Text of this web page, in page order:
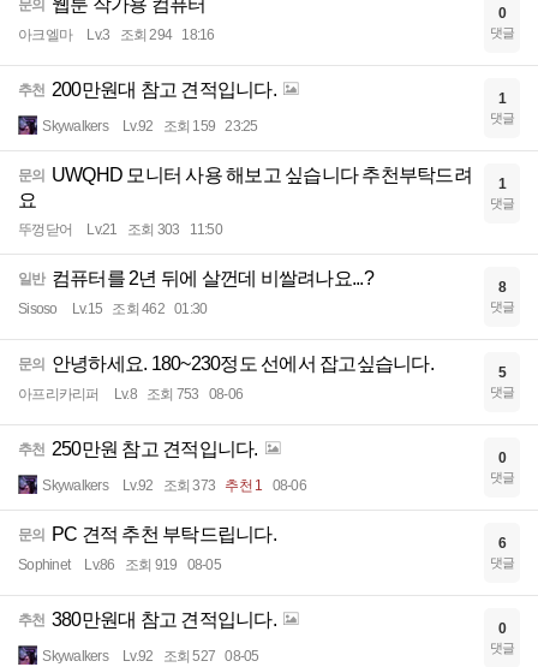
문의
아크엘마 Lv.3 조회 294 18:16
0
댓글
추천 200만원대 참고 견적입니다.
Skywalkers Lv.92 조회 159 23:25
1
댓글
문의 UWQHD 모니터 사용 해보고 싶습니다 추천부탁드려
요
뚜껑닫어 Lv.21 조회 303 11:50
1
댓글
일반 컴퓨터를 2년 뒤에 살껀데 비쌀려나요...?
Sisoso Lv.15 조회 462 01:30
8
댓글
문의 안녕하세요. 180~230정도 선에서 잡고싶습니다.
아프리카리퍼 Lv.8 조회 753 08-06
5
댓글
추천 250만원 참고 견적입니다.
Skywalkers Lv.92 조회 373 추천 1 08-06
0
댓글
문의 PC 견적 추천 부탁드립니다.
Sophinet Lv.86 조회 919 08-05
6
댓글
추천 380만원대 참고 견적입니다.
Skywalkers Lv.92 조회 527 08-05
0
댓글